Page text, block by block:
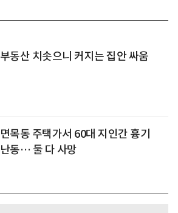
부동산 치솟으니 커지는 집안 싸움
면목동 주택가서 60대 지인간 흉기
난동… 둘 다 사망